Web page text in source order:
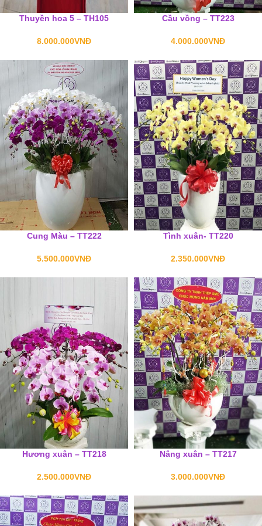
Thuyền hoa 5 – TH105
8.000.000VNĐ
Cầu vồng – TT223
4.000.000VNĐ
Cung Màu – TT222
5.500.000VNĐ
Tình xuân- TT220
2.350.000VNĐ
Hương xuân – TT218
2.500.000VNĐ
Nắng xuân – TT217
3.000.000VNĐ